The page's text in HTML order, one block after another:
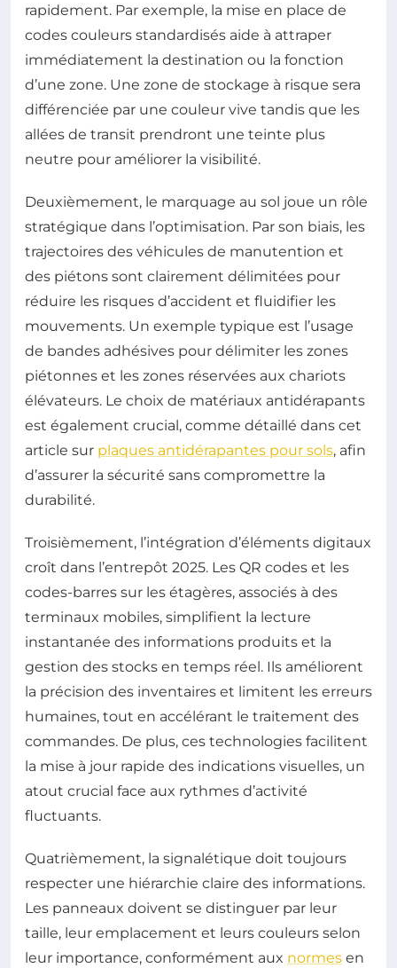
rapidement. Par exemple, la mise en place de
codes couleurs standardisés aide à attraper
immédiatement la destination ou la fonction
d’une zone. Une zone de stockage à risque sera
différenciée par une couleur vive tandis que les
allées de transit prendront une teinte plus
neutre pour améliorer la visibilité.
Deuxièmement, le marquage au sol joue un rôle
stratégique dans l’optimisation. Par son biais, les
trajectoires des véhicules de manutention et
des piétons sont clairement délimitées pour
réduire les risques d’accident et fluidifier les
mouvements. Un exemple typique est l’usage
de bandes adhésives pour délimiter les zones
piétonnes et les zones réservées aux chariots
élévateurs. Le choix de matériaux antidérapants
est également crucial, comme détaillé dans cet
article sur plaques antidérapantes pour sols, afin
d’assurer la sécurité sans compromettre la
durabilité.
Troisièmement, l’intégration d’éléments digitaux
croît dans l’entrepôt 2025. Les QR codes et les
codes-barres sur les étagères, associés à des
terminaux mobiles, simplifient la lecture
instantanée des informations produits et la
gestion des stocks en temps réel. Ils améliorent
la précision des inventaires et limitent les erreurs
humaines, tout en accélérant le traitement des
commandes. De plus, ces technologies facilitent
la mise à jour rapide des indications visuelles, un
atout crucial face aux rythmes d’activité
fluctuants.
Quatrièmement, la signalétique doit toujours
respecter une hiérarchie claire des informations.
Les panneaux doivent se distinguer par leur
taille, leur emplacement et leurs couleurs selon
leur importance, conformément aux normes en